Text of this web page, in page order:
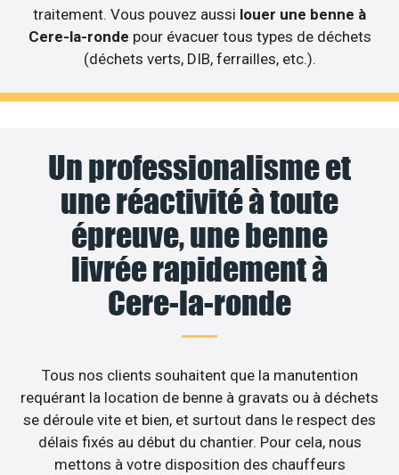
traitement. Vous pouvez aussi louer une benne à
Cere-la-ronde pour évacuer tous types de déchets
(déchets verts, DIB, ferrailles, etc.).
Un professionalisme et
une réactivité à toute
épreuve, une benne
livrée rapidement à
Cere-la-ronde
Tous nos clients souhaitent que la manutention
requérant la location de benne à gravats ou à déchets
se déroule vite et bien, et surtout dans le respect des
délais fixés au début du chantier. Pour cela, nous
mettons à votre disposition des chauffeurs